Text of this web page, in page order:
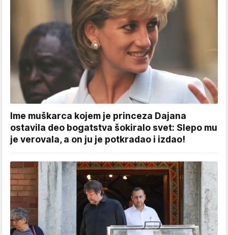
Ime muškarca kojem je princeza Dajana
ostavila deo bogatstva šokiralo svet: Slepo mu
je verovala, a on ju je potkradao i izdao!